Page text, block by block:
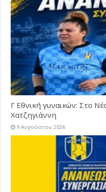
Γ Εθνική γυναικών: Στο
Χατζηγιάννη
9 Αυγούστου 2026